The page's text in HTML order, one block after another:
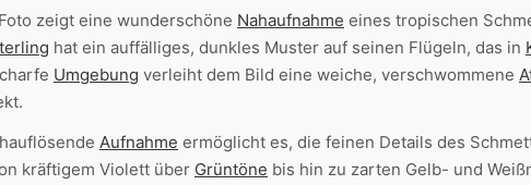
zeigt eine wunderschöne Nahaufnahme eines tropischen
hat ein auffälliges, dunkles Muster auf seinen Flügeln, das in
Umgebung verleiht dem Bild eine weiche, verschwommene
Aufnahme ermöglicht es, die feinen Details des
kräftigem Violett über Grüntöne bis hin zu zarten Gelb- und